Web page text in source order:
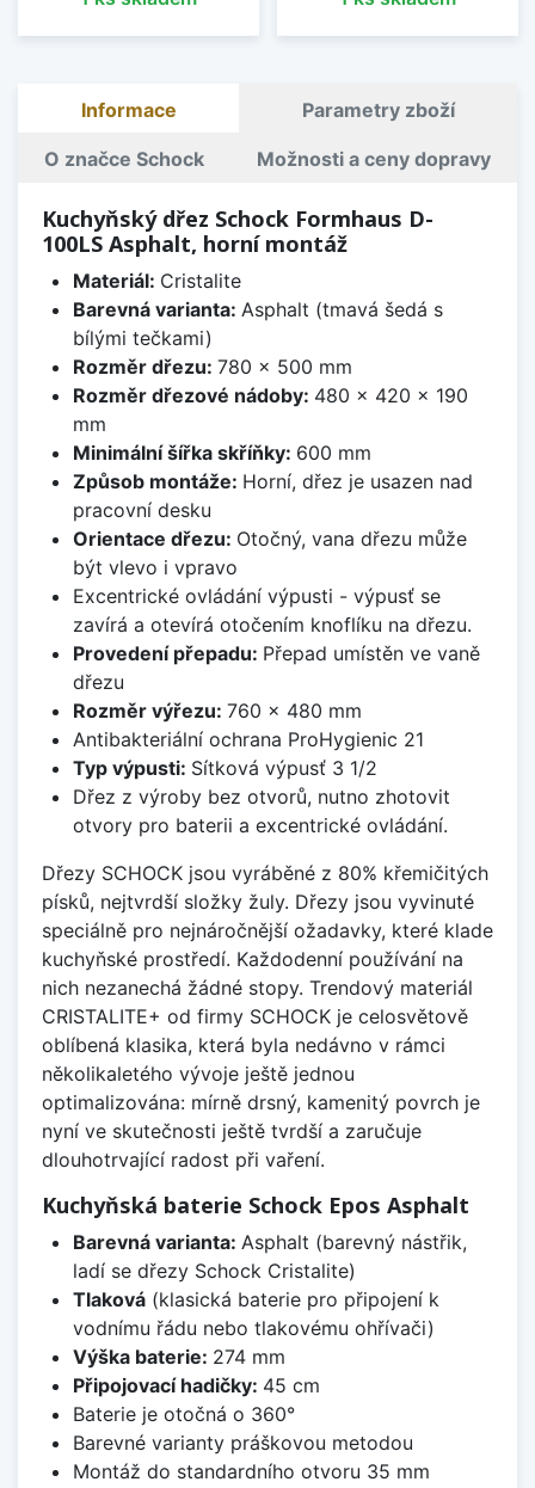
Informace Parametry zboží
O značce Schock Možnosti a ceny dopravy
Kuchyňský dřez Schock Formhaus D-
100LS Asphalt, horní montáž
Materiál: Cristalite
Barevná varianta: Asphalt (tmavá šedá s
bílými tečkami)
Rozměr dřezu: 780 x 500 mm
Rozměr dřezové nádoby: 480 x 420 x 190
mm
Minimální šířka skříňky: 600 mm
Způsob montáže: Horní, dřez je usazen nad
pracovní desku
Orientace dřezu: Otočný, vana dřezu může
být vlevo i vpravo
Excentrické ovládání výpusti - výpusť se
zavírá a otevírá otočením knoflíku na dřezu.
Provedení přepadu: Přepad umístěn ve vaně
dřezu
Rozměr výřezu: 760 x 480 mm
Antibakteriální ochrana ProHygienic 21
Typ výpusti: Sítková výpusť 3 1/2
Dřez z výroby bez otvorů, nutno zhotovit
otvory pro baterii a excentrické ovládání.
Dřezy SCHOCK jsou vyráběné z 80% křemičitých
písků, nejtvrdší složky žuly. Dřezy jsou vyvinuté
speciálně pro nejnáročnější ožadavky, které klade
kuchyňské prostředí. Každodenní používání na
nich nezanechá žádné stopy. Trendový materiál
CRISTALITE+ od firmy SCHOCK je celosvětově
oblíbená klasika, která byla nedávno v rámci
několikaletého vývoje ještě jednou
optimalizována: mírně drsný, kamenitý povrch je
nyní ve skutečnosti ještě tvrdší a zaručuje
dlouhotrvající radost při vaření.
Kuchyňská baterie Schock Epos Asphalt
Barevná varianta: Asphalt (barevný nástřik,
ladí se dřezy Schock Cristalite)
Tlaková(klasická baterie pro připojení k
vodnímu řádu nebo tlakovému ohřívači)
Výška baterie: 274 mm
Připojovací hadičky: 45 cm
Baterie je otočná o 360°
Barevné varianty práškovou metodou
Montáž do standardního otvoru 35 mm